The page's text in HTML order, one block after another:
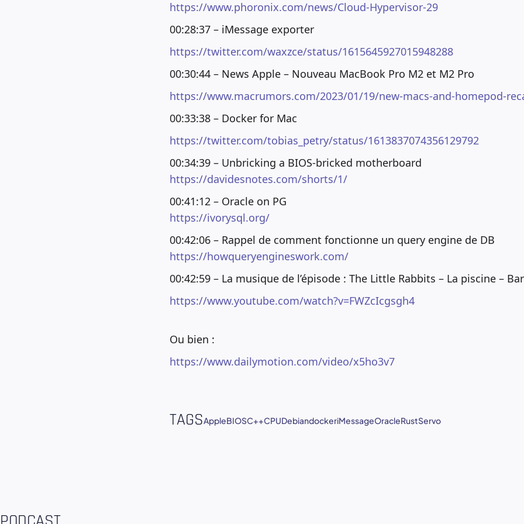
https://www.phoronix.com/news/Cloud-Hypervisor-29
00:28:37 – iMessage exporter
https://twitter.com/waxzce/status/1615645927015948288
00:30:44 – News Apple – Nouveau MacBook Pro M2 et M2 Pro
https://www.macrumors.com/2023/01/19/new-macs-and-homepod-
00:33:38 – Docker for Mac
https://twitter.com/tobias_petry/status/1613837074356129792
00:34:39 – Unbricking a BIOS-bricked motherboard
https://davidesnotes.com/shorts/1/
00:41:12 – Oracle on PG
https://ivorysql.org/
00:42:06 – Rappel de comment fonctionne un query engine de DB
https://howqueryengineswork.com/
00:42:59 – La musique de l’épisode : The Little Rabbits – La piscine –
https://www.youtube.com/watch?v=FWZcIcgsgh4
Ou bien :
https://www.dailymotion.com/video/x5ho3v7
TAGSAppleBIOSC++CPUDebiandockeriMessageOracleRustServo